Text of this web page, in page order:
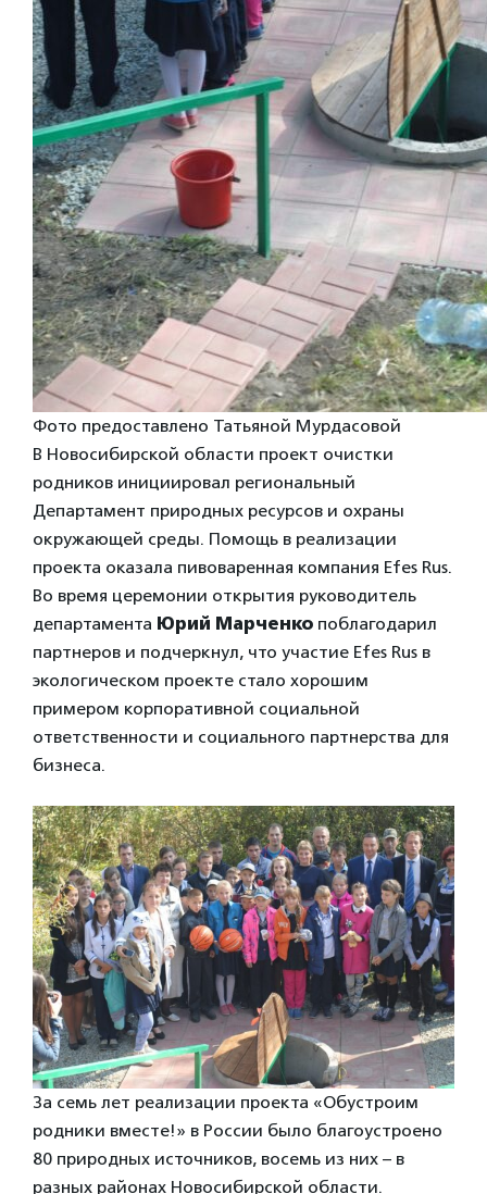
Фото предоставлено Татьяной Мурдасовой
В Новосибирской области проект очистки
родников инициировал региональный
Департамент природных ресурсов и охраны
окружающей среды. Помощь в реализации
проекта оказала пивоваренная компания Efes Rus.
Во время церемонии открытия руководитель
департамента Юрий Марченко поблагодарил
партнеров и подчеркнул, что участие Efes Rus в
экологическом проекте стало хорошим
примером корпоративной социальной
ответственности и социального партнерства для
бизнеса.
За семь лет реализации проекта «Обустроим
родники вместе!» в России было благоустроено
80 природных источников, восемь из них – в
разных районах Новосибирской области.